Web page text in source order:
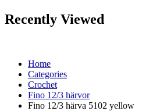
Recently Viewed
Home
Categories
Crochet
Fino 12/3 härvor
Fino 12/3 härva 5102 yellow